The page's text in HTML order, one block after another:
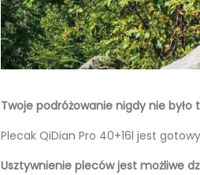
Twoje podróżowanie nigdy nie było
Plecak QiDian Pro 40+16l jest
Usztywnienie pleców jest możliwe